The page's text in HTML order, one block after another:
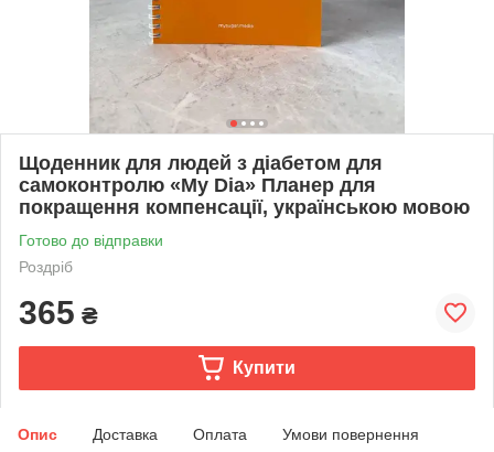
Щоденник для людей з діабетом для
самоконтролю «My Dia» Планер для
покращення компенсації, українською мовою
Готово до відправки
Роздріб
365 ₴
Купити
Опис Доставка Оплата Умови повернення